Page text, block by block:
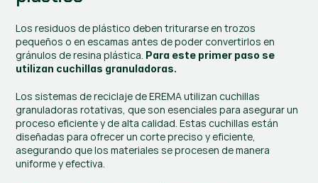
Los residuos de plástico deben triturarse en trozos
pequeños o en escamas antes de poder convertirlos en
gránulos de resina plástica. Para este primer paso se
utilizan cuchillas granuladoras.
Los sistemas de reciclaje de EREMA utilizan cuchillas
granuladoras rotativas, que son esenciales para asegurar un
proceso eficiente y de alta calidad. Estas cuchillas están
diseñadas para ofrecer un corte preciso y eficiente,
asegurando que los materiales se procesen de manera
uniforme y efectiva.